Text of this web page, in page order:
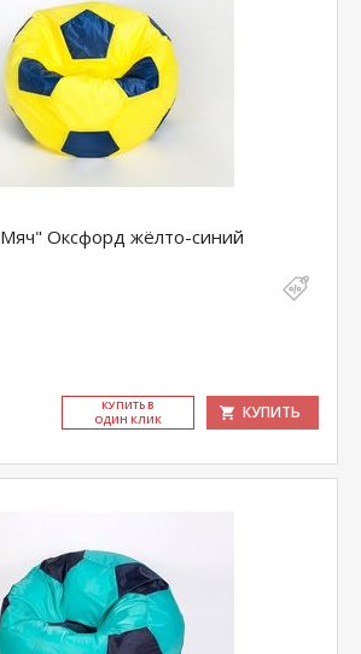
Оксфорд жёлто-синий
КУ­ПИТЬ В
ОДИН КЛИК
КУПИТЬ